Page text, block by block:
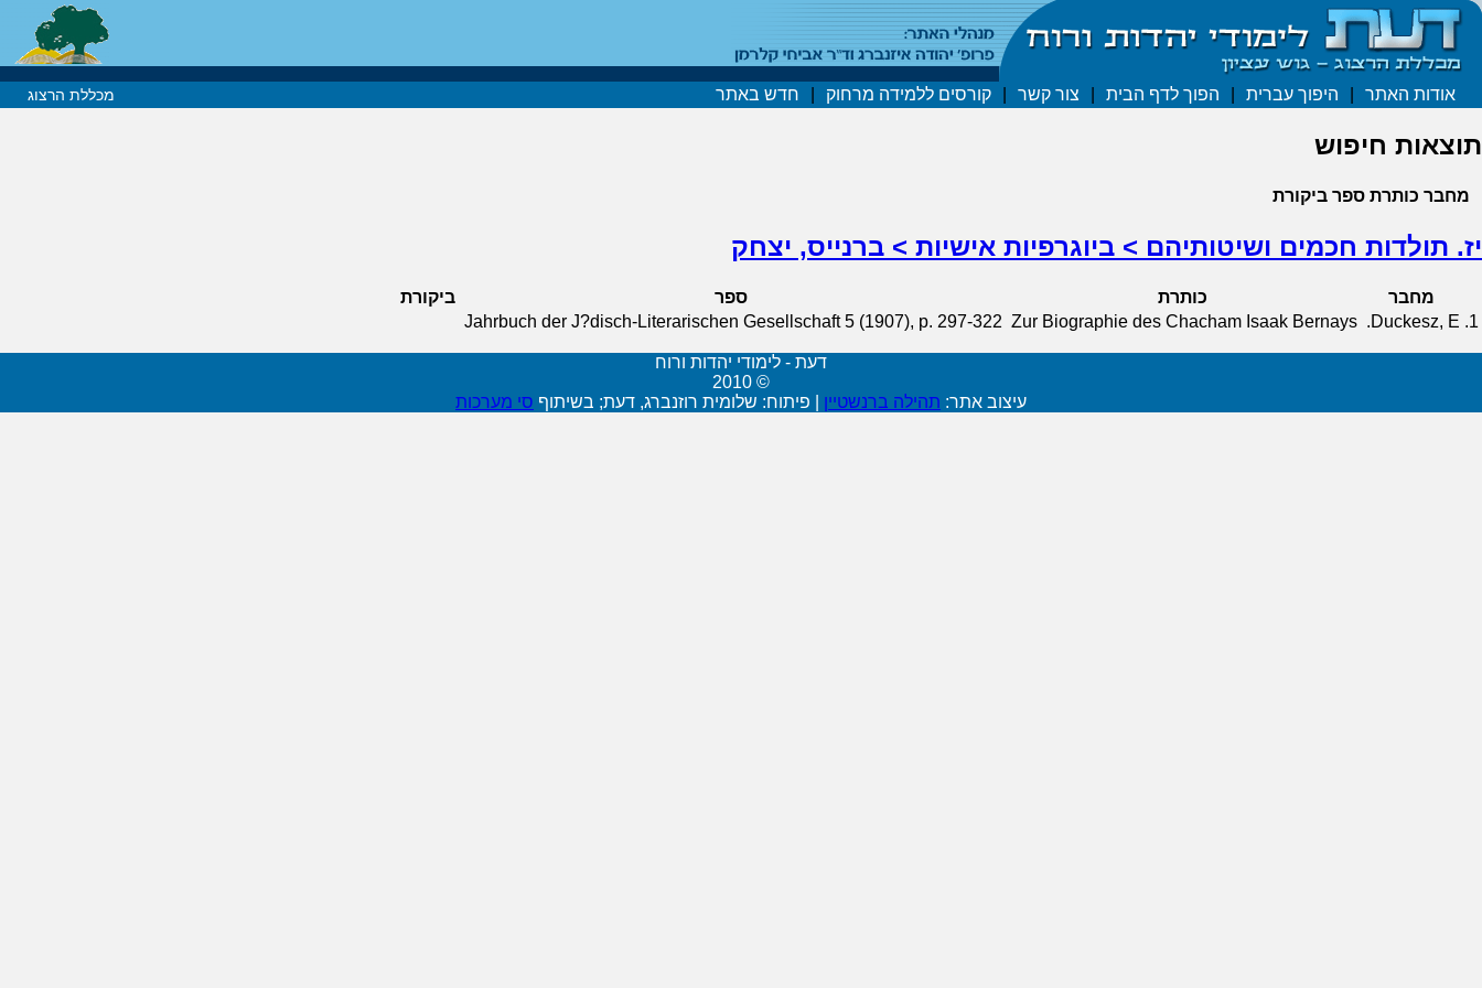
אודות האתר היפוך עברית הפוך לדף הבית צור קשר קורסים ללמידה מרחוק חדש באתר מכללת הרצוג
תוצאות חיפוש
מחבר כותרת ספר ביקורת
יז. תולדות חכמים ושיטותיהם > ביוגרפיות אישיות > ברנייס, יצחק
מחבר כותרת ספר
ביקורת
1.
Duckesz, E.
Zur Biographie des Chacham Isaak Bernays
Jahrbuch der J?disch-Literarischen Gesellschaft 5 (1907), p. 297-322
דעת - לימודי יהדות ורוח
© 2010
עיצוב אתר: תהילה ברנשטיין פיתוח: שלומית רוזנברג, דעת; בשיתוף סי מערכות